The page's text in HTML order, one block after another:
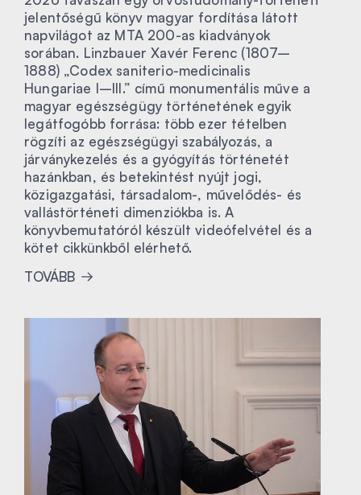
jelentőségű könyv magyar fordítása látott
napvilágot az MTA 200-as kiadványok
sorában. Linzbauer Xavér Ferenc (1807–
1888) „Codex saniterio-medicinalis
Hungariae I–III.” című monumentális műve a
magyar egészségügy történetének egyik
legátfogóbb forrása: több ezer tételben
rögzíti az egészségügyi szabályozás, a
járványkezelés és a gyógyítás történetét
hazánkban, és betekintést nyújt jogi,
közigazgatási, társadalom-, művelődés- és
vallástörténeti dimenziókba is. A
könyvbemutatóról készült videófelvétel és a
kötet cikkünkből elérhető.
TOVÁBB